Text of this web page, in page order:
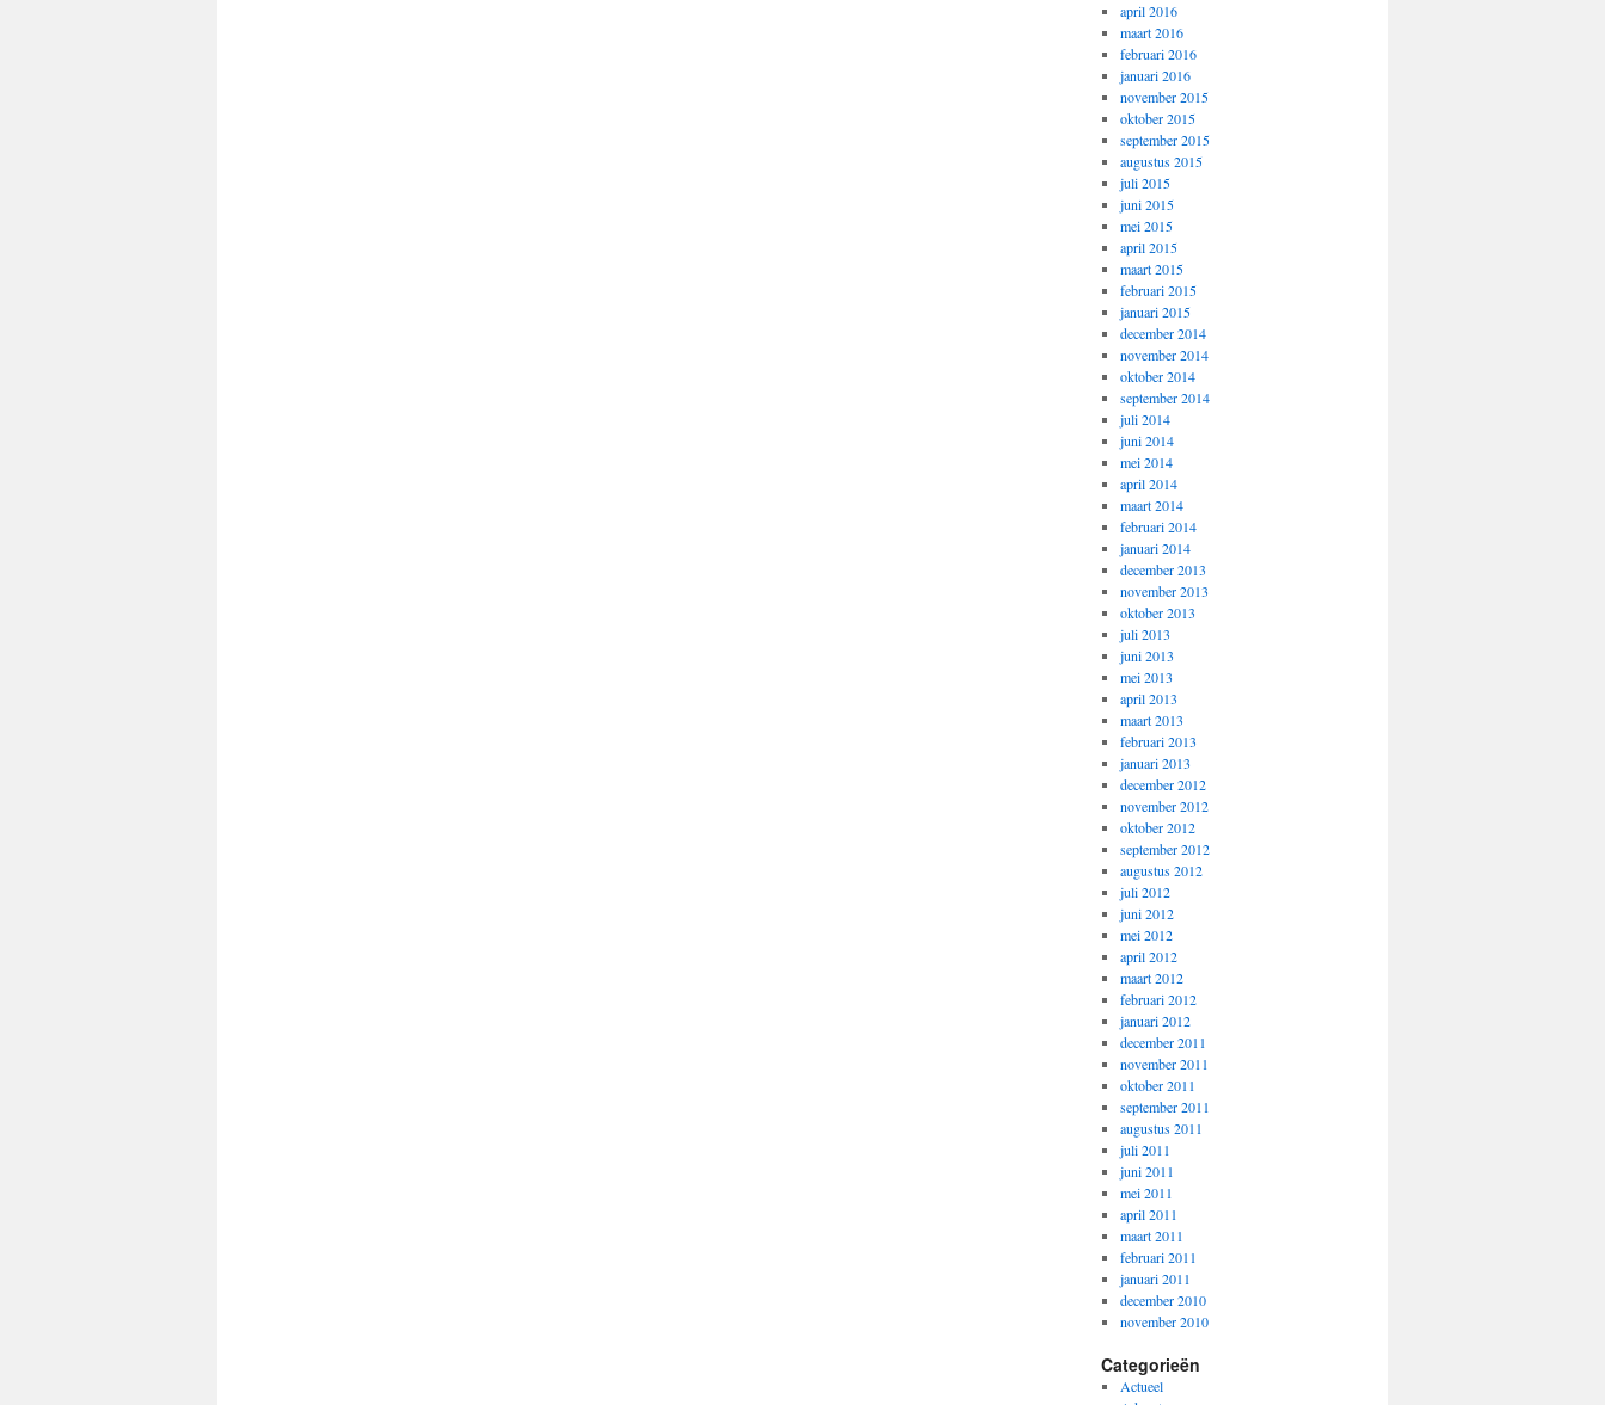
april 2016
maart 2016
februari 2016
januari 2016
november 2015
oktober 2015
september 2015
augustus 2015
juli 2015
juni 2015
mei 2015
april 2015
maart 2015
februari 2015
januari 2015
december 2014
november 2014
oktober 2014
september 2014
juli 2014
juni 2014
mei 2014
april 2014
maart 2014
februari 2014
januari 2014
december 2013
november 2013
oktober 2013
juli 2013
juni 2013
mei 2013
april 2013
maart 2013
februari 2013
januari 2013
december 2012
november 2012
oktober 2012
september 2012
augustus 2012
juli 2012
juni 2012
mei 2012
april 2012
maart 2012
februari 2012
januari 2012
december 2011
november 2011
oktober 2011
september 2011
augustus 2011
juli 2011
juni 2011
mei 2011
april 2011
maart 2011
februari 2011
januari 2011
december 2010
november 2010
Categorieën
Actueel